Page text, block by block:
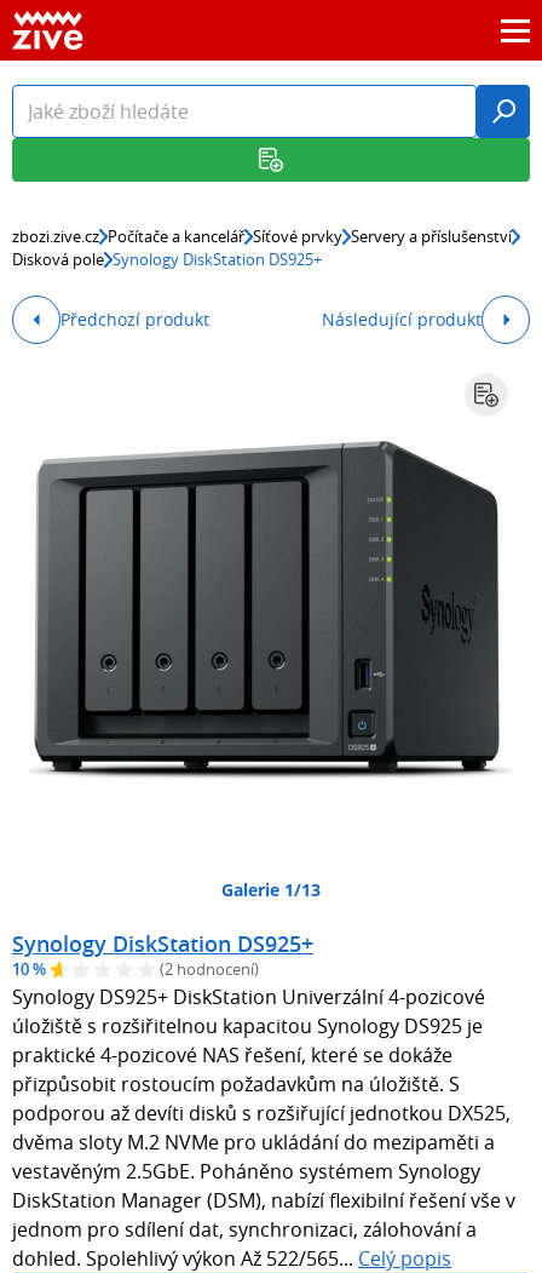
zbozi.zive.cz Počítače a kancelář Síťové prvky Servery a příslušenství
Disková pole Synology DiskStation DS925+
Předchozí produkt Následující produkt
Galerie 1/13
Synology DiskStation DS925+
10 % (2 hodnocení)
Synology DS925+ DiskStation Univerzální 4-pozicové
úložiště s rozšiřitelnou kapacitou Synology DS925 je
praktické 4-pozicové NAS řešení, které se dokáže
přizpůsobit rostoucím požadavkům na úložiště. S
podporou až devíti disků s rozšiřující jednotkou DX525,
dvěma sloty M.2 NVMe pro ukládání do mezipaměti a
vestavěným 2.5GbE. Poháněno systémem Synology
DiskStation Manager (DSM), nabízí flexibilní řešení vše v
jednom pro sdílení dat, synchronizaci, zálohování a
dohled. Spolehlivý výkon Až 522/565... Celý popis